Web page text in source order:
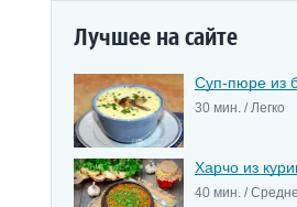
Лучшее на сайте
Суп-пюре из
30 мин. / Легко
Харчо из
40 мин. / Средне